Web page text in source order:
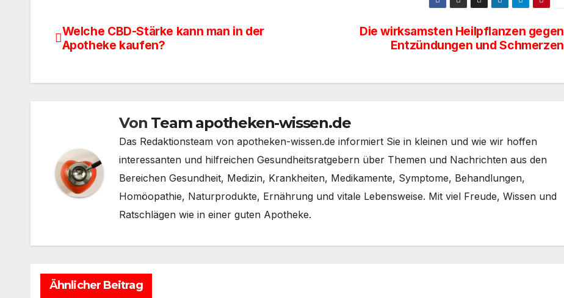
Beitragsnavigation
Die wirksamsten Heilpflanzen gegen
Entzündungen und Schmerzen
Welche CBD-Stärke kann man in der
Apotheke kaufen?
Von Team apotheken-wissen.de
Das Redaktionsteam von apotheken-wissen.de informiert Sie in kleinen und wie wir hoffen
interessanten und hilfreichen Gesundheitsratgebern über Themen und Nachrichten aus den
Bereichen Gesundheit, Medizin, Krankheiten, Medikamente, Symptome, Behandlungen,
Homöopathie, Naturprodukte, Ernährung und vitale Lebensweise. Mit viel Freude, Wissen und
Ratschlägen wie in einer guten Apotheke.
Ähnlicher Beitrag